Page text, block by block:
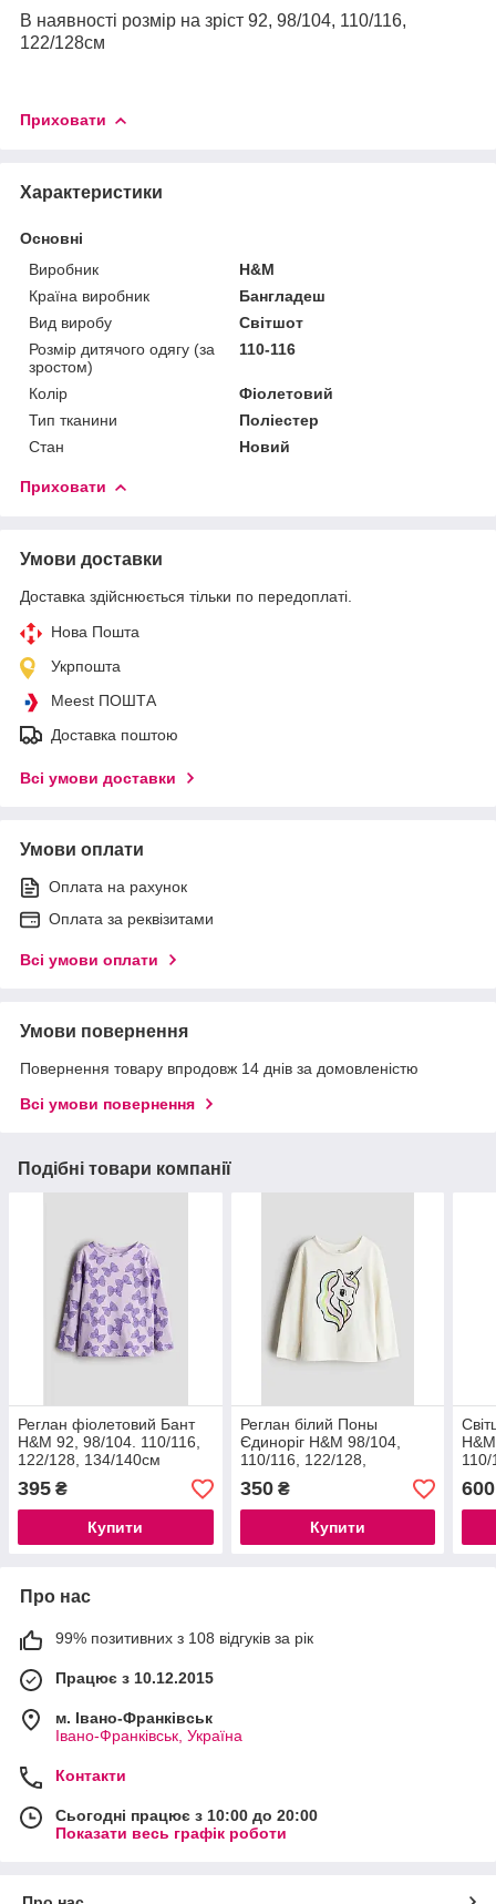
В наявності розмір на зріст 92, 98/104, 110/116,
122/128см
Приховати
Характеристики
Основні
Виробник
H&M
Країна виробник
Бангладеш
Вид виробу
Світшот
Розмір дитячого одягу (за
зростом)
110-116
Колір
Фіолетовий
Тип тканини
Поліестер
Стан
Новий
Приховати
Умови доставки
Доставка здійснюється тільки по передоплаті.
Нова Пошта
Укрпошта
Meest ПОШТА
Доставка поштою
Всі умови доставки
Умови оплати
Оплата на рахунок
Оплата за реквізитами
Всі умови оплати
Умови повернення
Повернення товару впродовж 14 днів за домовленістю
Всі умови повернення
Подібні товари компанії
Реглан фіолетовий Бант
H&M 92, 98/104. 110/116,
122/128, 134/140см
395 ₴
Купити
Реглан білий Поны
Єдиноріг H&M 98/104,
110/116, 122/128,
134/140см
350₴
Купити
600
Про нас
99% позитивних з 108 відгуків за рік
Працює з 10.12.2015
м. Івано-Франківськ
Івано-Франківськ, Україна
Контакти
Сьогодні працює з 10:00 до 20:00
Показати весь графік роботи